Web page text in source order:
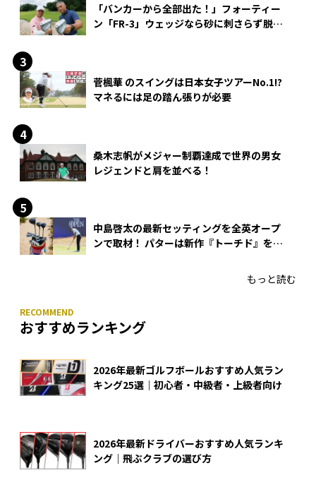
「バンカーから全部出た！」フォーティー
ン「FR-3」ウェッジなら砂に刺さらず脱出
菅楓華 のスイングは日本女子ツアーNo.1!?
マネるには足の踏ん張りが必要
桑木志帆がメジャー制覇達成で世界の男女
レジェンドと肩を並べる！
中島啓太の最新セッティングを全英オープ
ンで取材！ パターは新作『トーチド』を投
もっと読む
おすすめランキング
2026年最新ゴルフボールおすすめ人気ラン
キング25選｜初心者・中級者・上級者向け
2026年最新ドライバーおすすめ人気ランキ
ング｜飛ぶクラブの選び方